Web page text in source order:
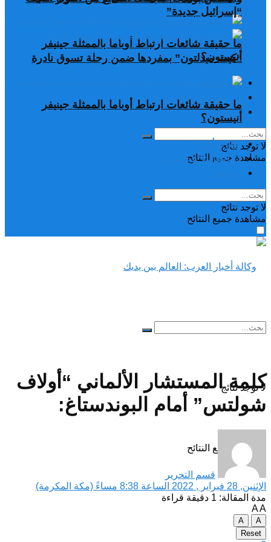
ما حقيقة شائعات ارتباط أوباما بالممثلة جينيفر
أنيستون؟
تغريدات
دراسات وبحوث
رياضة
لا توجد نتائج
مشاهدة جميع النتائح
“إسرائيل جديدة”
“كيت ميدلتون” بمفردها ضمن رحلة تسوق نادرة
ما حقيقة شائعات ارتباط أوباما بالممثلة جينيفر
أنيستون؟
تغريدات
دراسات وبحوث
لا توجد نتائج
مشاهدة جميع النتائح
لا توجد نتائج
مشاهدة جميع النتائح
كلمة المستشار الألماني “أولاف
شولتس” أمام البوندستاغ:
قسم التحرير
الإثنين, 28 فبراير , 2022 الساعة 8:38 مساءً (مكة المكرمة)
مدة المقالة: 1 دقيقة قراءة
AA
A
A
Reset